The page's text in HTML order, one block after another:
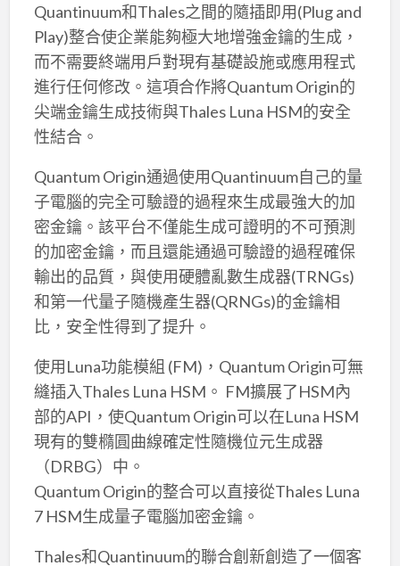
Quantinuum和Thales之間的隨插即用(Plug and
Play)整合使企業能夠極大地增強金鑰的生成，
而不需要終端用戶對現有基礎設施或應用程式
進行任何修改。這項合作將Quantum Origin的
尖端金鑰生成技術與Thales Luna HSM的安全
性結合。
Quantum Origin通過使用Quantinuum自己的量
子電腦的完全可驗證的過程來生成最強大的加
密金鑰。該平台不僅能生成可證明的不可預測
的加密金鑰，而且還能通過可驗證的過程確保
輸出的品質，與使用硬體亂數生成器(TRNGs)
和第一代量子隨機產生器(QRNGs)的金鑰相
比，安全性得到了提升。
使用Luna功能模組 (FM)，Quantum Origin可無
縫插入Thales Luna HSM。 FM擴展了HSM內
部的API，使Quantum Origin可以在Luna HSM
現有的雙橢圓曲線確定性隨機位元生成器
（DRBG）中。
Quantum Origin的整合可以直接從Thales Luna
7 HSM生成量子電腦加密金鑰。
Thales和Quantinuum的聯合創新創造了一個客